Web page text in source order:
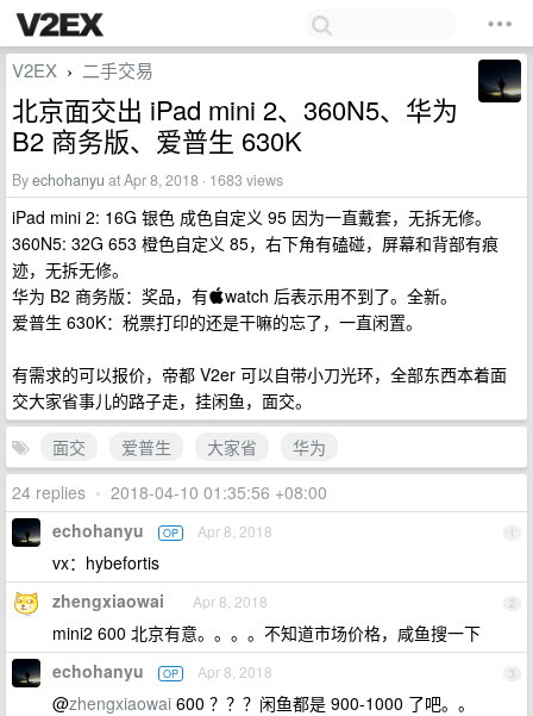
V2EX › 二手交易
北京面交出 iPad mini 2、360N5、华为
B2 商务版、爱普生 630K
Byechohanyu at Apr 8, 2018 · 1683 views
iPad mini 2: 16G 银色 成色自定义 95 因为一直戴套，无拆无修。
360N5: 32G 653 橙色自定义 85，右下角有磕碰，屏幕和背部有痕
迹，无拆无修。
华为 B2 商务版：奖品，有watch 后表示用不到了。全新。
爱普生 630K：税票打印的还是干嘛的忘了，一直闲置。
有需求的可以报价，帝都 V2er 可以自带小刀光环，全部东西本着面
交大家省事儿的路子走，挂闲鱼，面交。
面交
爱普生 大家省
华为
24 replies • 2018-04-10 01:35:56 +08:00
1
echohanyu OP Apr 8, 2018
vx：hybefortis
2
zhengxiaowai Apr 8, 2018
mini2 600 北京有意。。。。不知道市场价格，咸鱼搜一下
3
echohanyu OP Apr 8, 2018
@zhengxiaowai 600 ？？？闲鱼都是 900-1000 了吧。。